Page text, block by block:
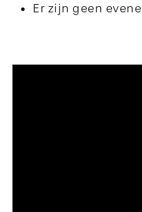
Er zijn geen